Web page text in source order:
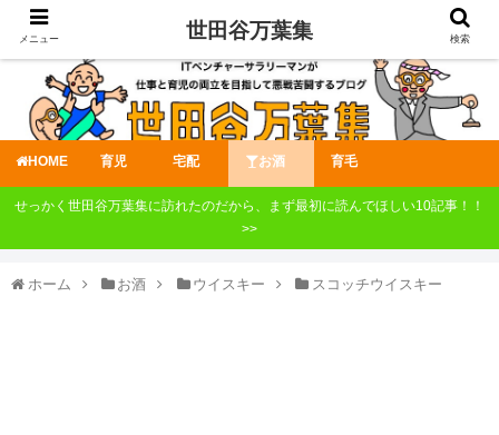
HOME 育児 宅配 お酒 育毛
せっかく世田谷万葉集に訪れたのだから、まず最初に読んでほしい10記事！！
>>
ホーム お酒 ウイスキー スコッチウイスキー
メニュー 世田谷万葉集 検索